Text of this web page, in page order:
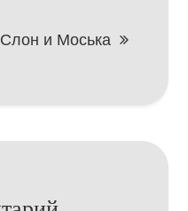
Слон и Моська